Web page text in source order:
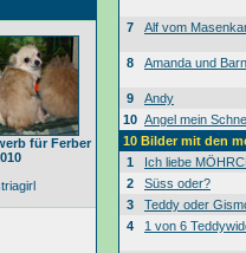
für Ferber
7 Alf vom
8 Amanda und
9
Andy
10 Angel mein
10 Bilder mit den
1
Ich liebe
2
Süss oder?
3
Teddy oder
4
1 von 6